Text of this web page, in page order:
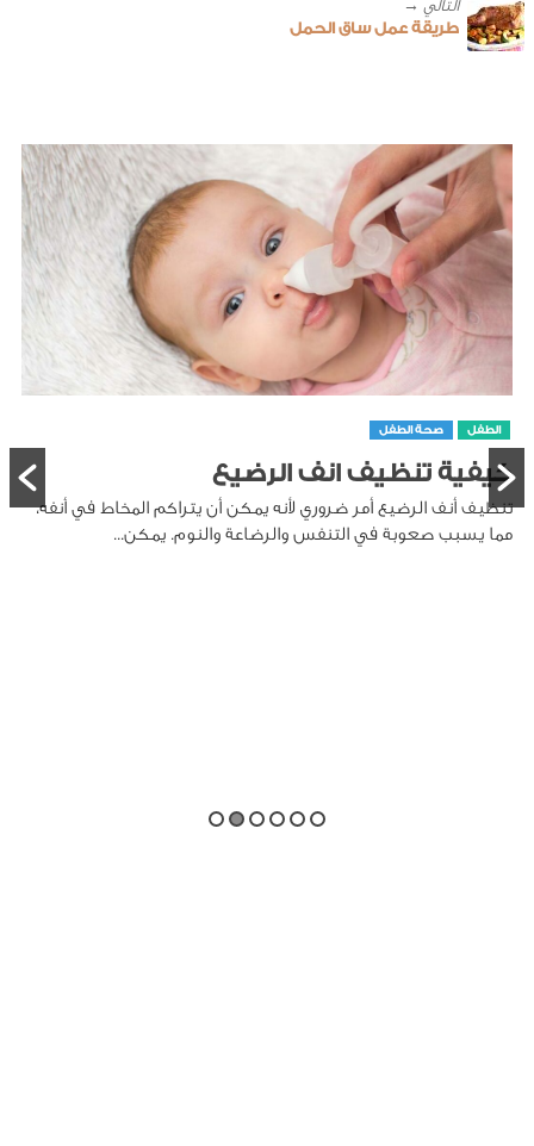
طريقة عمل ساق الحمل
الطفل صحة الطفل
كيفية تنظيف انف الرضيع
تنظيف أنف الرضيع أمر ضروري لأنه يمكن أن يتراكم المخاط في أنفه،
مما يسبب صعوبة في التنفس والرضاعة والنوم. يمكن...